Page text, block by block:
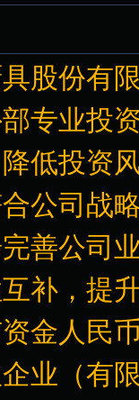
份有限
专业投
低投资
公司战
善公司
补，提
金人民
业（有